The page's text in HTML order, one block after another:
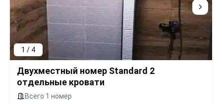
1 / 4
Двухместный номер Standard 2
отдельные кровати
Всего 1 номер